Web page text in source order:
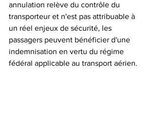
annulation relève du contrôle du
transporteur et n'est pas attribuable à
un réel enjeux de sécurité, les
passagers peuvent bénéficier d'une
indemnisation en vertu du régime
fédéral applicable au transport aérien.